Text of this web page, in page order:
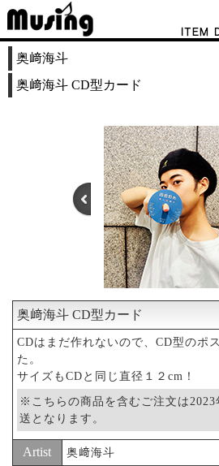
奥﨑海斗
奥﨑海斗 CD型カード
奥﨑海斗 CD型カード
CDはまだ作れないので、CD型のポ
た。
サイズもCDと同じ直径１２cm！
※こちらの商品を含むご注文は2023
送となります。
Artist 奥﨑海斗